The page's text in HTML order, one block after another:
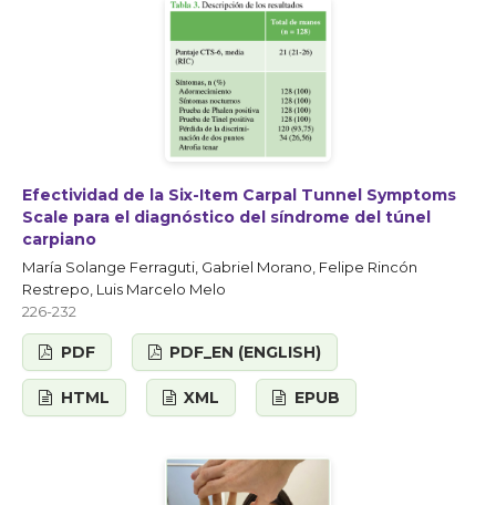
Efectividad de la Six-Item Carpal Tunnel Symptoms
Scale para el diagnóstico del síndrome del túnel
carpiano
María Solange Ferraguti, Gabriel Morano, Felipe Rincón
Restrepo, Luis Marcelo Melo
226-232
PDF PDF_EN (ENGLISH)
HTML XML EPUB